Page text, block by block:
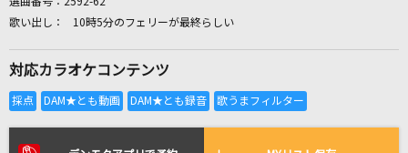
全国りれき
リアルタイムで歌われている曲の一覧
10時5分のフェリーが最終らしい
対応カラオケコンテンツ